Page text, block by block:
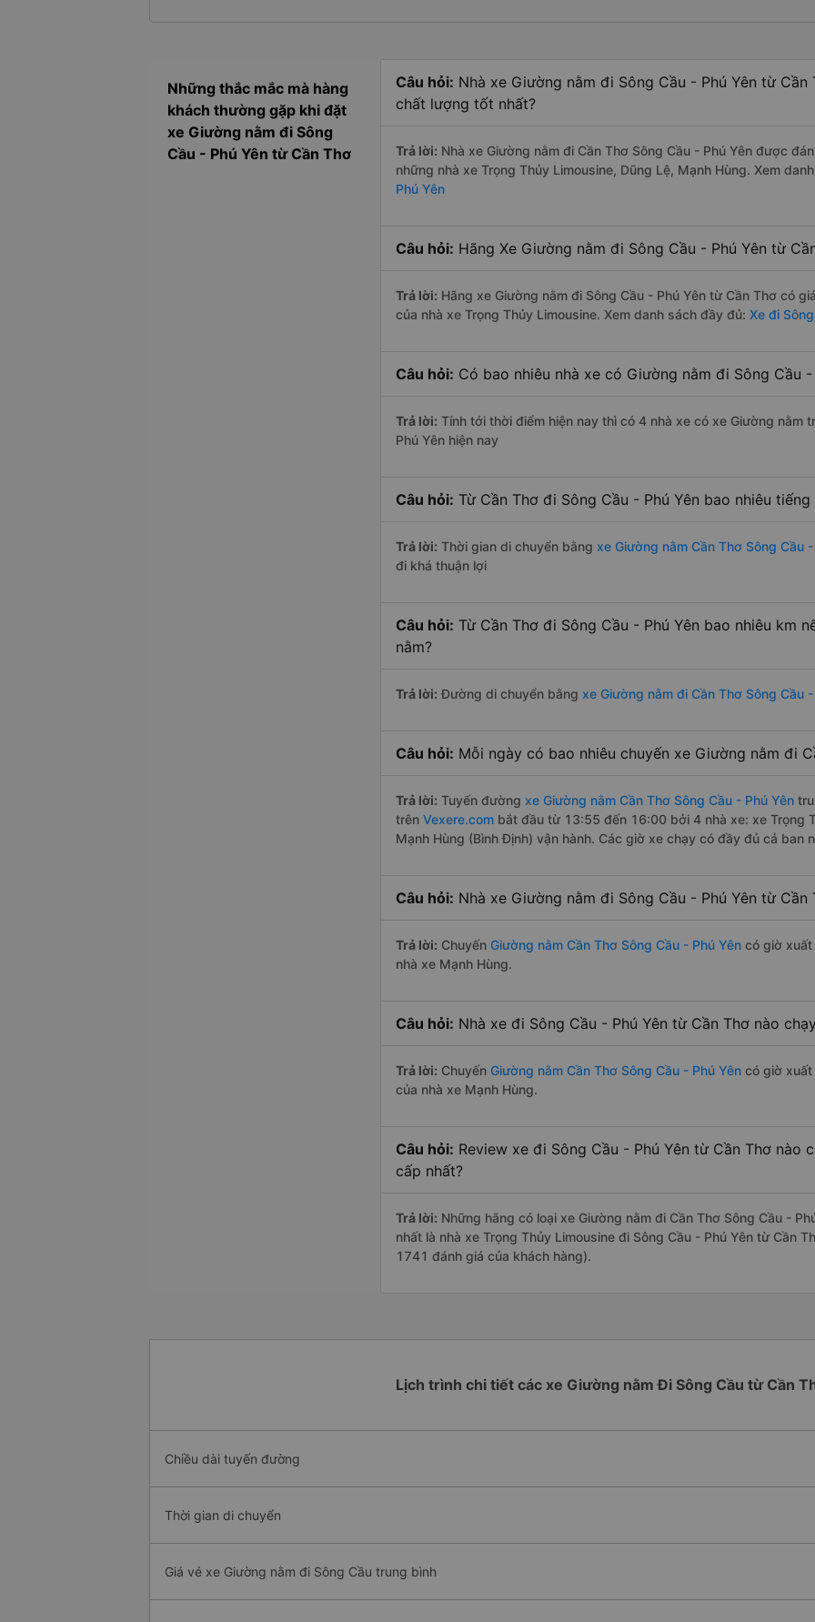
Những thắc mắc mà hàng
khách thường gặp khi đặt
xe Giường nằm đi Sông
Cầu - Phú Yên từ Cần Thơ
Câu hỏi: Nhà xe Giường nằm đi Sông Cầu - Phú Yên từ
chất lượng tốt nhất?
Trả lời: Nhà xe Giường nằm đi Cần Thơ Sông Cầu - Phú Yên được
những nhà xe Trọng Thủy Limousine, Dũng Lệ, Mạnh Hùng. Xem
Phú Yên
Câu hỏi: Hãng Xe Giường nằm đi Sông Cầu - Phú Yên từ
Trả lời: Hãng xe Giường nằm đi Sông Cầu - Phú Yên từ Cần Thơ có
của nhà xe Trọng Thủy Limousine. Xem danh sách đầy đủ: Xe đi
Câu hỏi: Có bao nhiêu nhà xe có Giường nằm đi Sông Cầu
Trả lời: Tính tới thời điểm hiện nay thì có 4 nhà xe có xe Giường nằm
Phú Yên hiện nay
Câu hỏi: Từ Cần Thơ đi Sông Cầu - Phú Yên bao nhiêu
Trả lời: Thời gian di chuyển bằng xe Giường nằm Cần Thơ Sông Cầu
đi khá thuận lợi
Câu hỏi: Từ Cần Thơ đi Sông Cầu - Phú Yên bao nhiêu km
nằm?
Trả lời: Đường di chuyển bằng xe Giường nằm đi Cần Thơ Sông Cầu
Câu hỏi: Mỗi ngày có bao nhiêu chuyến xe Giường nằm đi
Trả lời: Tuyến đường xe Giường nằm Cần Thơ Sông Cầu - Phú Yên
trên Vexere.com bắt đầu từ 13:55 đến 16:00 bởi 4 nhà xe: xe Trọng
Mạnh Hùng (Bình Định) vận hành. Các giờ xe chạy có đầy đủ cả ban
Câu hỏi: Nhà xe Giường nằm đi Sông Cầu - Phú Yên từ Cần
Trả lời: Chuyến Giường nằm Cần Thơ Sông Cầu - Phú Yên có giờ xuất
nhà xe Mạnh Hùng.
Câu hỏi: Nhà xe đi Sông Cầu - Phú Yên từ Cần Thơ nào
Trả lời: Chuyến Giường nằm Cần Thơ Sông Cầu - Phú Yên có giờ xuất
của nhà xe Mạnh Hùng.
Câu hỏi: Review xe đi Sông Cầu - Phú Yên từ Cần Thơ nào
cấp nhất?
Trả lời: Những hãng có loại xe Giường nằm đi Cần Thơ Sông Cầu -
nhất là nhà xe Trọng Thủy Limousine đi Sông Cầu - Phú Yên từ Cần
1741 đánh giá của khách hàng).
Lịch trình chi tiết các xe Giường nằm Đi Sông Cầu từ Cần
Chiều dài tuyến đường
Thời gian di chuyển
Giá vé xe Giường nằm đi Sông Cầu trung bình